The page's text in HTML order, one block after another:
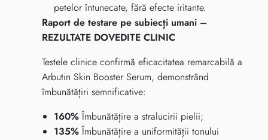
petelor întunecate, fără efecte iritante.
Raport de testare pe subiecți umani –
REZULTATE DOVEDITE CLINIC
Testele clinice confirmă eficacitatea remarcabilă a
Arbutin Skin Booster Serum, demonstrând
îmbunătățiri semnificative:
160%Îmbunătățire a stralucirii pielii;
135%Îmbunătățire a uniformității tonului